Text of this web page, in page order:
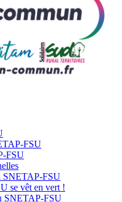
FSU
FSU
SNETAP-FSU
se vêt en vert !
SNETAP-FSU